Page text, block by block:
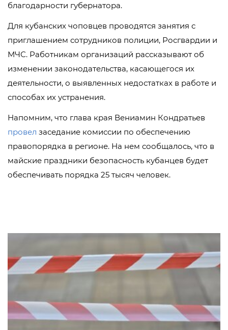
благодарности губернатора.
Для кубанских чоповцев проводятся занятия с
приглашением сотрудников полиции, Росгвардии и
МЧС. Работникам организаций рассказывают об
изменении законодательства, касающегося их
деятельности, о выявленных недостатках в работе и
способах их устранения.
Напомним, что глава края Вениамин Кондратьев
провел заседание комиссии по обеспечению
правопорядка в регионе. На нем сообщалось, что в
майские праздники безопасность кубанцев будет
обеспечивать порядка 25 тысяч человек.